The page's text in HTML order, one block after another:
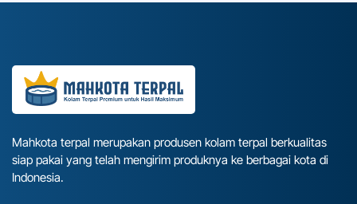
Mahkota terpal merupakan produsen kolam terpal berkualitas
siap pakai yang telah mengirim produknya ke berbagai kota di
Indonesia.